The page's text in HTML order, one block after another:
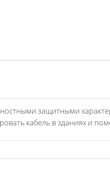
защитными
кабель в зданиях и